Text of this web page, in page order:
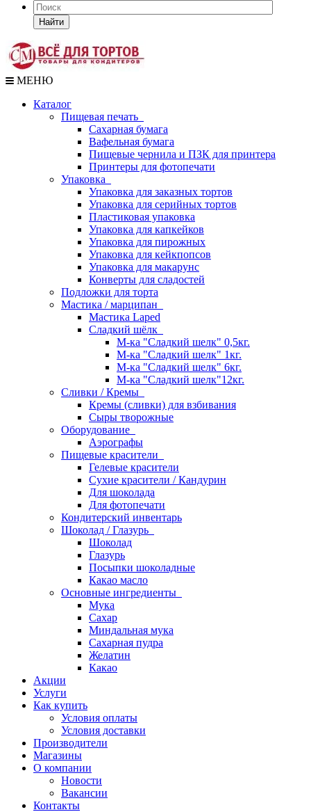
Найти
МЕНЮ
Каталог
Пищевая печать
Сахарная бумага
Вафельная бумага
Пищевые чернила и ПЗК для принтера
Принтеры для фотопечати
Упаковка
Упаковка для заказных тортов
Упаковка для серийных тортов
Пластиковая упаковка
Упаковка для капкейков
Упаковка для пирожных
Упаковка для кейкпопсов
Упаковка для макарунс
Конверты для сладостей
Подложки для торта
Мастика / марципан
Мастика Laped
Сладкий шёлк
М-ка "Сладкий шелк" 0,5кг.
М-ка "Сладкий шелк" 1кг.
М-ка "Сладкий шелк" 6кг.
М-ка "Сладкий шелк"12кг.
Сливки / Кремы
Кремы (сливки) для взбивания
Сыры творожные
Оборудование
Аэрографы
Пищевые красители
Гелевые красители
Сухие красители / Кандурин
Для шоколада
Для фотопечати
Кондитерский инвентарь
Шоколад / Глазурь
Шоколад
Глазурь
Посыпки шоколадные
Какао масло
Основные ингредиенты
Мука
Сахар
Миндальная мука
Сахарная пудра
Желатин
Какао
Акции
Услуги
Как купить
Условия оплаты
Условия доставки
Производители
Магазины
О компании
Новости
Вакансии
Контакты